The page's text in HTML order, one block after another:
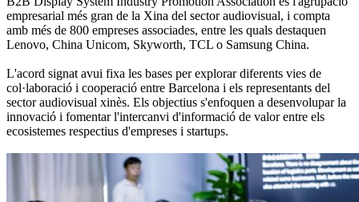
empresarial més gran de la Xina del sector audiovisual, i compta
amb més de 800 empreses associades, entre les quals destaquen
Lenovo, China Unicom, Skyworth, TCL o Samsung China.
L'acord signat avui fixa les bases per explorar diferents vies de
col·laboració i cooperació entre Barcelona i els representants del
sector audiovisual xinès. Els objectius s'enfoquen a desenvolupar la
innovació i fomentar l'intercanvi d'informació de valor entre els
ecosistemes respectius d'empreses i startups.